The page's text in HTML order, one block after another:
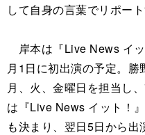
して自身の言葉でリポート
岸本は『Live News イ
月1日に初出演の予定。
月、火、金曜日を担当し
は『Live News イット！
も決まり、翌日5日から出